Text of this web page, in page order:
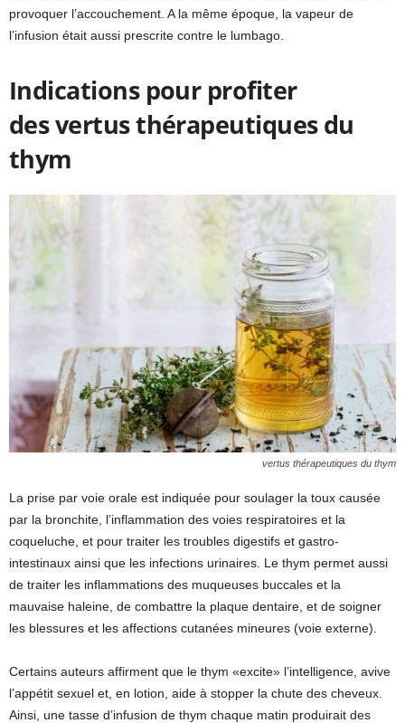
provoquer l’accouchement. A la même époque, la vapeur de
l’infusion était aussi prescrite contre le lumbago.
Indications pour profiter
des vertus thérapeutiques du
thym
vertus thérapeutiques du thym
La prise par voie orale est indiquée pour soulager la toux causée
par la bronchite, l’inflammation des voies respiratoires et la
coqueluche, et pour traiter les troubles digestifs et gastro-
intestinaux ainsi que les infections urinaires. Le thym permet aussi
de traiter les inflammations des muqueuses buccales et la
mauvaise haleine, de combattre la plaque dentaire, et de soigner
les blessures et les affections cutanées mineures (voie externe).
Certains auteurs affirment que le thym «excite» l’intelligence, avive
l’appétit sexuel et, en lotion, aide à stopper la chute des cheveux.
Ainsi, une tasse d’infusion de thym chaque matin produirait des